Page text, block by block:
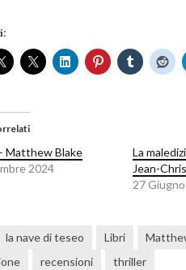
Matthew Blake
2024
La
Jean-
27
la nave di teseo Libri
recensioni thriller